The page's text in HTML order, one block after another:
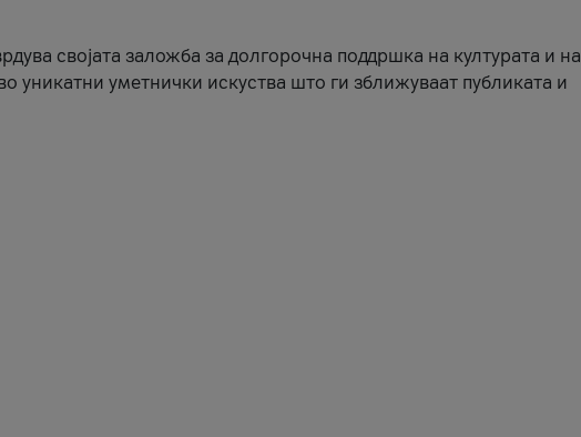
својата заложба за долгорочна поддршка на културата и на
уникатни уметнички искуства што ги зближуваат публиката и